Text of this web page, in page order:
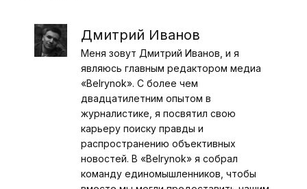
Дмитрий Иванов
Меня зовут Дмитрий Иванов, и я
являюсь главным редактором медиа
«Belrynok». С более чем
двадцатилетним опытом в
журналистике, я посвятил свою
карьеру поиску правды и
распространению объективных
новостей. В «Belrynok» я собрал
команду единомышленников, чтобы